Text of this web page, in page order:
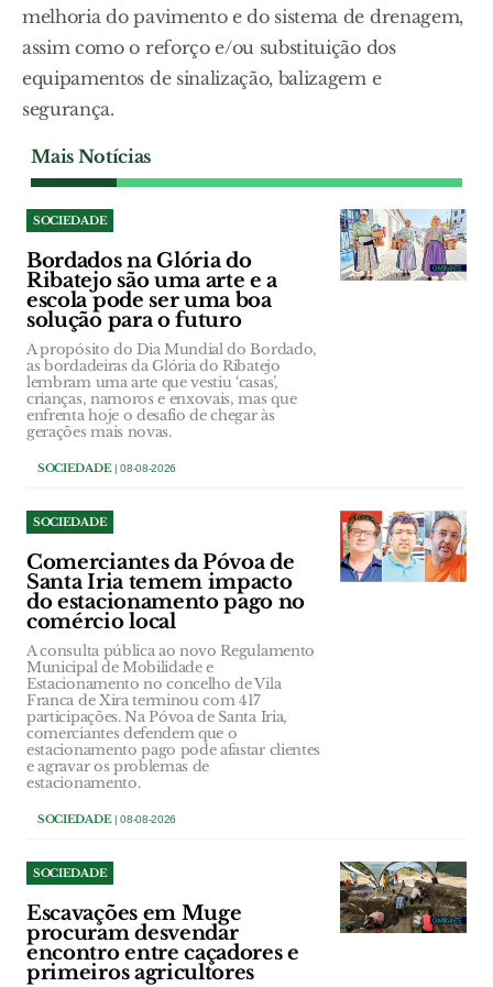
melhoria do pavimento e do sistema de drenagem,
assim como o reforço e/ou substituição dos
equipamentos de sinalização, balizagem e
segurança.
Mais Notícias
SOCIEDADE
Bordados na Glória do
Ribatejo são uma arte e a
escola pode ser uma boa
solução para o futuro
A propósito do Dia Mundial do Bordado,
as bordadeiras da Glória do Ribatejo
lembram uma arte que vestiu ‘casas’,
crianças, namoros e enxovais, mas que
enfrenta hoje o desafio de chegar às
gerações mais novas.
SOCIEDADE| 08-08-2026
SOCIEDADE
Comerciantes da Póvoa de
Santa Iria temem impacto
do estacionamento pago no
comércio local
A consulta pública ao novo Regulamento
Municipal de Mobilidade e
Estacionamento no concelho de Vila
Franca de Xira terminou com 417
participações. Na Póvoa de Santa Iria,
comerciantes defendem que o
estacionamento pago pode afastar clientes
e agravar os problemas de
estacionamento.
SOCIEDADE| 08-08-2026
SOCIEDADE
Escavações em Muge
procuram desvendar
encontro entre caçadores e
primeiros agricultores